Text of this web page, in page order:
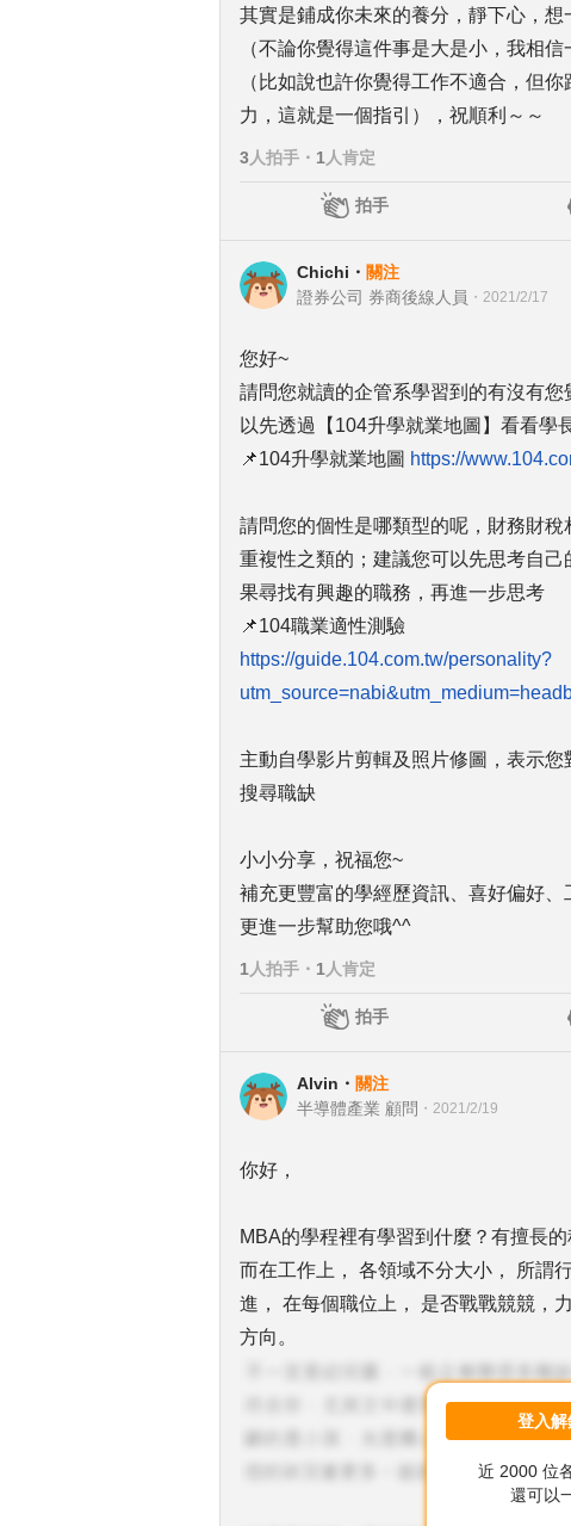
其實是鋪成你未來的養分，靜下心，
（不論你覺得這件事是大是小，我相
（比如說也許你覺得工作不適合，但
力，這就是一個指引），祝順利～～
3人拍手 ・ 1 人肯定
拍手
Chichi ・ 關注
證券公司 券商後線人員 ・ 2021/2/17
您好~
請問您就讀的企管系學習到的有沒有
以先透過【104升學就業地圖】看看學
📌104升學就業地圖 https://
請問您的個性是哪類型的呢，財務財
重複性之類的；建議您可以先思考自
果尋找有興趣的職務，再進一步思考
📌104職業適性測驗
https://guide.104.com.tw/personality?
主動自學影片剪輯及照片修圖，表示
搜尋職缺
小小分享，祝福您~
補充更豐富的學經歷資訊、喜好偏好
更進一步幫助您哦^^
1 人拍手 ・ 1 人肯定
拍手
Alvin ・ 關注
半導體產業 顧問 ・ 2021/2/19
你好，
MBA的學程裡有學習到什麼？有擅長
而在工作上， 各領域不分大小， 所謂
進， 在每個職位上， 是否戰戰競競，
方向。
登入
近 2000 位
還可以